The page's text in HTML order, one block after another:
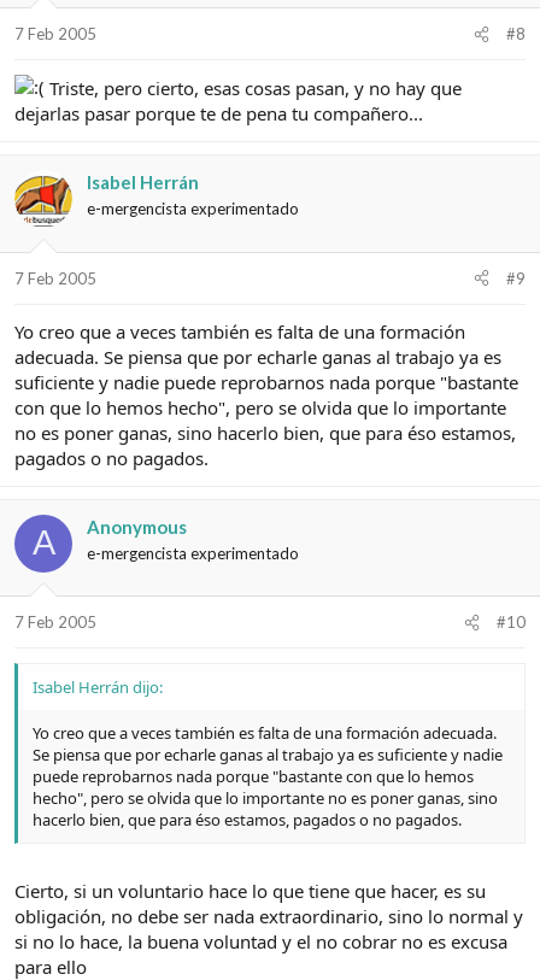
7 Feb 2005 #8
Triste, pero cierto, esas cosas pasan, y no hay que
dejarlas pasar porque te de pena tu compañero...
Isabel Herrán
e-mergencista experimentado
7 Feb 2005 #9
Yo creo que a veces también es falta de una formación
adecuada. Se piensa que por echarle ganas al trabajo ya es
suficiente y nadie puede reprobarnos nada porque "bastante
con que lo hemos hecho", pero se olvida que lo importante
no es poner ganas, sino hacerlo bien, que para éso estamos,
pagados o no pagados.
A Anonymous
e-mergencista experimentado
7 Feb 2005 #10
Isabel Herrán dijo:
Yo creo que a veces también es falta de una formación adecuada.
Se piensa que por echarle ganas al trabajo ya es suficiente y nadie
puede reprobarnos nada porque "bastante con que lo hemos
hecho", pero se olvida que lo importante no es poner ganas, sino
hacerlo bien, que para éso estamos, pagados o no pagados.
Cierto, si un voluntario hace lo que tiene que hacer, es su
obligación, no debe ser nada extraordinario, sino lo normal y
si no lo hace, la buena voluntad y el no cobrar no es excusa
para ello